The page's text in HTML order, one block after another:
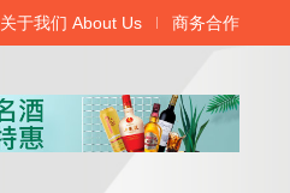
关于我们 About Us 商务合作